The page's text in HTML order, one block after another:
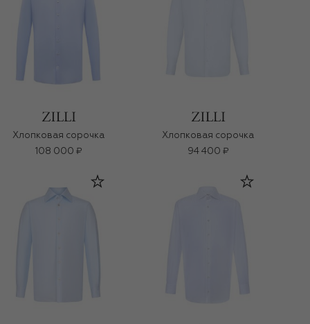
Хлопковая сорочка
108 000 ₽
Хлопковая сорочка
94 400 ₽